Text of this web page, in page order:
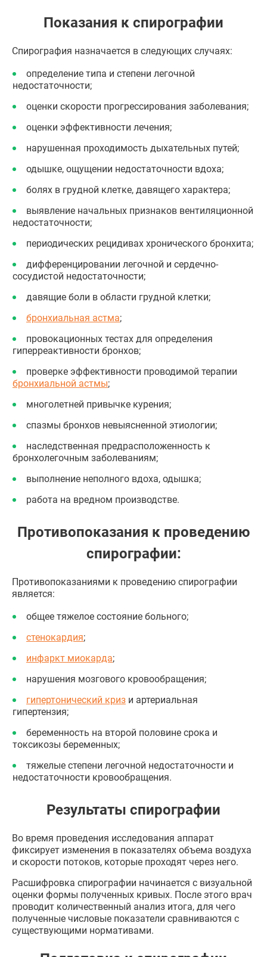
Показания к спирографии
Спирография назначается в следующих случаях:
определение типа и степени легочной
недостаточности;
оценки скорости прогрессирования заболевания;
оценки эффективности лечения;
нарушенная проходимость дыхательных путей;
одышке, ощущении недостаточности вдоха;
болях в грудной клетке, давящего характера;
выявление начальных признаков вентиляционной
недостаточности;
периодических рецидивах хронического бронхита;
дифференцировании легочной и сердечно-
сосудистой недостаточности;
давящие боли в области грудной клетки;
бронхиальная астма;
провокационных тестах для определения
гиперреактивности бронхов;
проверке эффективности проводимой терапии
бронхиальной астмы;
многолетней привычке курения;
спазмы бронхов невыясненной этиологии;
наследственная предрасположенность к
бронхолегочным заболеваниям;
выполнение неполного вдоха, одышка;
работа на вредном производстве.
Противопоказания к проведению
спирографии:
Противопоказаниями к проведению спирографии
является:
общее тяжелое состояние больного;
стенокардия;
инфаркт миокарда;
нарушения мозгового кровообращения;
гипертонический криз и артериальная
гипертензия;
беременность на второй половине срока и
токсикозы беременных;
тяжелые степени легочной недостаточности и
недостаточности кровообращения.
Результаты спирографии
Во время проведения исследования аппарат
фиксирует изменения в показателях объема воздуха
и скорости потоков, которые проходят через него.
Расшифровка спирографии начинается с визуальной
оценки формы полученных кривых. После этого врач
проводит количественный анализ итога, для чего
полученные числовые показатели сравниваются с
существующими нормативами.